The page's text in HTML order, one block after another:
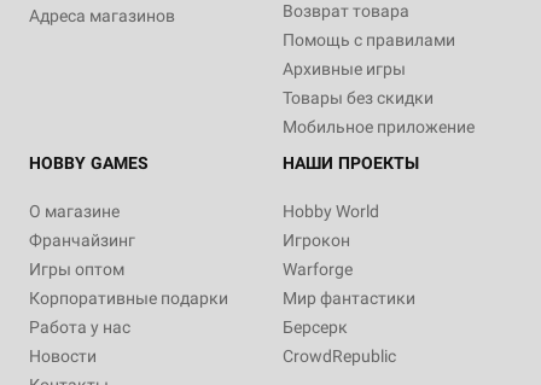
Адреса магазинов
Возврат товара
Помощь с правилами
Архивные игры
Товары без скидки
Мобильное приложение
HOBBY GAMES
О магазине
Франчайзинг
Игры оптом
Корпоративные подарки
Работа у нас
Новости
НАШИ ПРОЕКТЫ
Hobby World
Игрокон
Warforge
Мир фантастики
Берсерк
CrowdRepublic